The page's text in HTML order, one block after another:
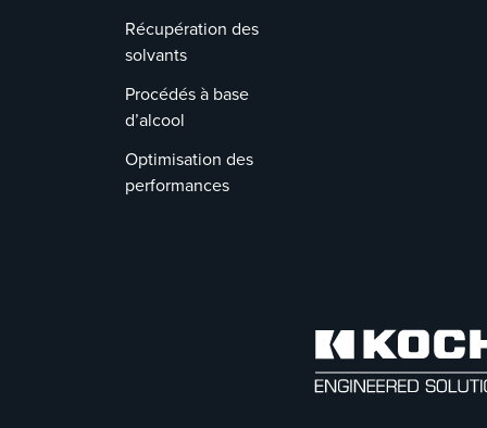
Récupération des
solvants
Procédés à base
d’alcool
Optimisation des
performances